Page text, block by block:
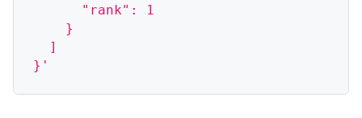
      "rank": 1
    }
  ]
}'